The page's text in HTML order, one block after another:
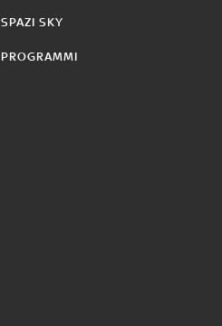
SPAZI SKY
PROGRAMMI